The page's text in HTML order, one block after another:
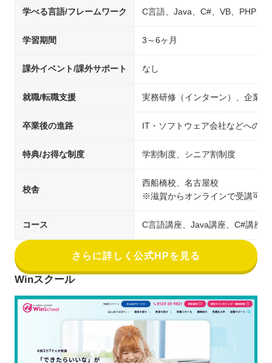
学べる言語/フレームワーク C言語、Java、C#、VB、PHP、
学習期間 3～6ヶ月
課外イベント/課外サポート なし
就職/転職支援 実務研修（インターン）、企業
卒業後の進路 IT・ソフトウェア会社などへの就
特典/お得な制度 学割制度、シニア割制度
校舎
西船橋校、名古屋校
※滋賀からオンラインで受講可能
コース C言語講座、Java講座、C#講座
さらに詳しく公式HPを見る
Winスクール